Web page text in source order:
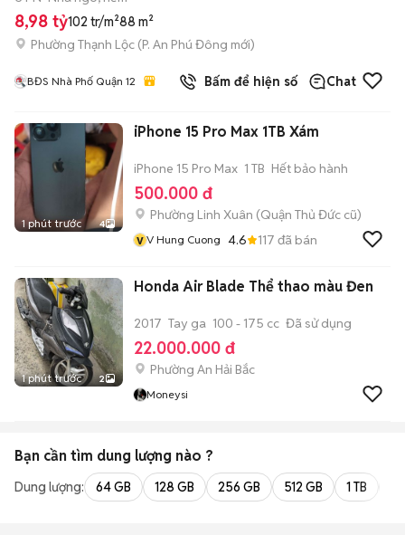
8,98 tỷ102 tr/m²88 m²
Phường Thạnh Lộc (P. An Phú Đông mới)
BĐS Nhà Phố Quận 12 Bấm để hiện số Chat
1 phút trước 4
iPhone 15 Pro Max 1TB Xám
iPhone 15 Pro Max 1 TB Hết bảo hành
500.000 đ
Phường Linh Xuân (Quận Thủ Đức cũ)
v V Hung Cuong 4.6 117 đã bán
1 phút trước 2
Honda Air Blade Thể thao màu Đen
2017 Tay ga 100 - 175 cc Đã sử dụng
22.000.000 đ
Phường An Hải Bắc
Moneysi
Bạn cần tìm dung lượng nào ?
Dung lượng: 64 GB 128 GB 256 GB 512 GB 1 TB